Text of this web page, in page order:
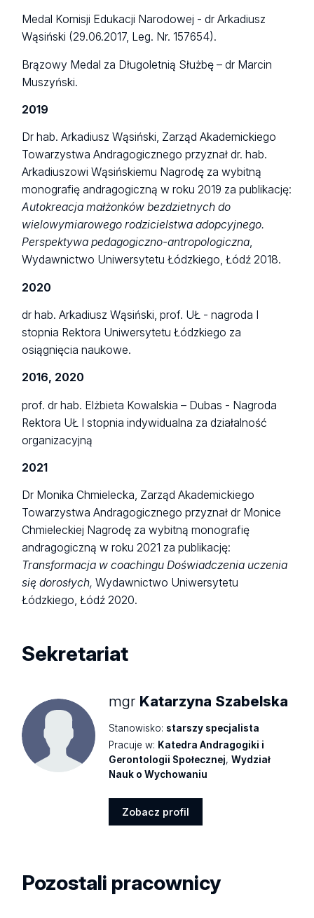
Medal Komisji Edukacji Narodowej - dr Arkadiusz
Wąsiński (29.06.2017, Leg. Nr. 157654).
Brązowy Medal za Długoletnią Służbę – dr Marcin
Muszyński.
2019
Dr hab. Arkadiusz Wąsiński, Zarząd Akademickiego
Towarzystwa Andragogicznego przyznał dr. hab.
Arkadiuszowi Wąsińskiemu Nagrodę za wybitną
monografię andragogiczną w roku 2019 za publikację:
Autokreacja małżonków bezdzietnych do
wielowymiarowego rodzicielstwa adopcyjnego.
Perspektywa pedagogiczno-antropologiczna,
Wydawnictwo Uniwersytetu Łódzkiego, Łódź 2018.
2020
dr hab. Arkadiusz Wąsiński, prof. UŁ - nagroda I
stopnia Rektora Uniwersytetu Łódzkiego za
osiągnięcia naukowe.
2016, 2020
prof. dr hab. Elżbieta Kowalskia – Dubas - Nagroda
Rektora UŁ I stopnia indywidualna za działalność
organizacyjną
2021
Dr Monika Chmielecka, Zarząd Akademickiego
Towarzystwa Andragogicznego przyznał dr Monice
Chmieleckiej Nagrodę za wybitną monografię
andragogiczną w roku 2021 za publikację:
Transformacja w coachingu Doświadczenia uczenia
się dorosłych,Wydawnictwo Uniwersytetu
Łódzkiego, Łódź 2020.
Sekretariat
mgr Katarzyna Szabelska
Stanowisko: starszy specjalista
Pracuje w: Katedra Andragogiki i
Gerontologii Społecznej,Wydział
Nauk o Wychowaniu
Zobacz profil
Pozostali pracownicy